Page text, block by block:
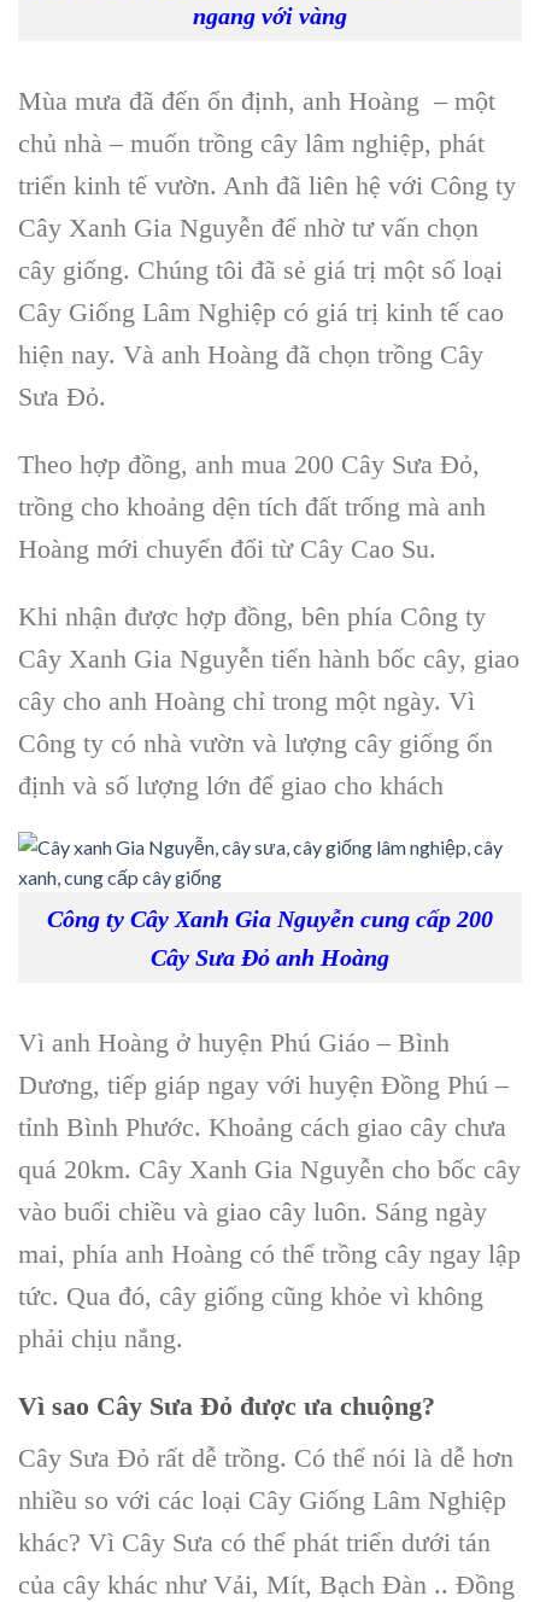
ngang với vàng
Mùa mưa đã đến ổn định, anh Hoàng – một
chủ nhà – muốn trồng cây lâm nghiệp, phát
triển kinh tế vườn. Anh đã liên hệ với Công ty
Cây Xanh Gia Nguyễn để nhờ tư vấn chọn
cây giống. Chúng tôi đã sẻ giá trị một số loại
Cây Giống Lâm Nghiệp có giá trị kinh tế cao
hiện nay. Và anh Hoàng đã chọn trồng Cây
Sưa Đỏ.
Theo hợp đồng, anh mua 200 Cây Sưa Đỏ,
trồng cho khoảng dện tích đất trống mà anh
Hoàng mới chuyển đổi từ Cây Cao Su.
Khi nhận được hợp đồng, bên phía Công ty
Cây Xanh Gia Nguyễn tiến hành bốc cây, giao
cây cho anh Hoàng chỉ trong một ngày. Vì
Công ty có nhà vườn và lượng cây giống ổn
định và số lượng lớn để giao cho khách
Công ty Cây Xanh Gia Nguyễn cung cấp 200
Cây Sưa Đỏ anh Hoàng
Vì anh Hoàng ở huyện Phú Giáo – Bình
Dương, tiếp giáp ngay với huyện Đồng Phú –
tỉnh Bình Phước. Khoảng cách giao cây chưa
quá 20km. Cây Xanh Gia Nguyễn cho bốc cây
vào buổi chiều và giao cây luôn. Sáng ngày
mai, phía anh Hoàng có thể trồng cây ngay lập
tức. Qua đó, cây giống cũng khỏe vì không
phải chịu nắng.
Vì sao Cây Sưa Đỏ được ưa chuộng?
Cây Sưa Đỏ rất dễ trồng. Có thể nói là dễ hơn
nhiều so với các loại Cây Giống Lâm Nghiệp
khác? Vì Cây Sưa có thể phát triển dưới tán
của cây khác như Vải, Mít, Bạch Đàn .. Đồng